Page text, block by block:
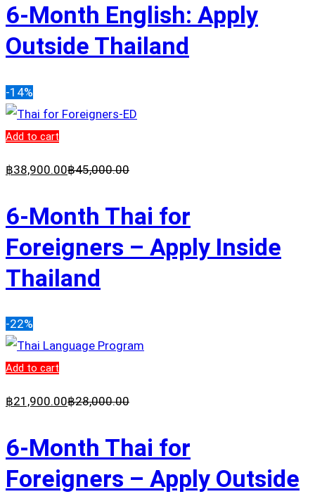
6-Month English: Apply
Outside Thailand
-14%
Add to cart
฿38,900.00฿45,000.00
6-Month Thai for
Foreigners – Apply Inside
Thailand
-22%
Add to cart
฿21,900.00฿28,000.00
6-Month Thai for
Foreigners – Apply Outside